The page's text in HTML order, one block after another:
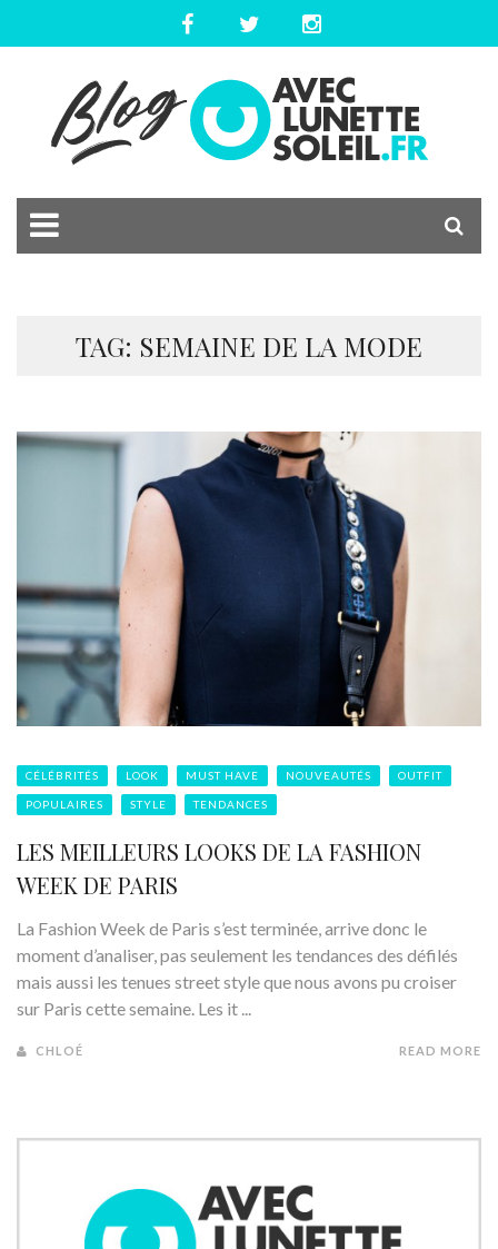
TAG: SEMAINE DE LA MODE
CÉLÉBRITÉS LOOK MUST HAVE NOUVEAUTÉS OUTFIT
POPULAIRES STYLE TENDANCES
LES MEILLEURS LOOKS DE LA FASHION
WEEK DE PARIS
La Fashion Week de Paris s’est terminée, arrive donc le
moment d’analiser, pas seulement les tendances des défilés
mais aussi les tenues street style que nous avons pu croiser
sur Paris cette semaine. Les it ...
CHLOÉ READ MORE